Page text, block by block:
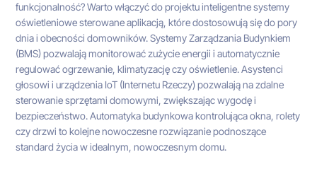
funkcjonalność? Warto włączyć do projektu inteligentne systemy
oświetleniowe sterowane aplikacją, które dostosowują się do pory
dnia i obecności domowników. Systemy Zarządzania Budynkiem
(BMS) pozwalają monitorować zużycie energii i automatycznie
regulować ogrzewanie, klimatyzację czy oświetlenie. Asystenci
głosowi i urządzenia IoT (Internetu Rzeczy) pozwalają na zdalne
sterowanie sprzętami domowymi, zwiększając wygodę i
bezpieczeństwo. Automatyka budynkowa kontrolująca okna, rolety
czy drzwi to kolejne nowoczesne rozwiązanie podnoszące
standard życia w idealnym, nowoczesnym domu.